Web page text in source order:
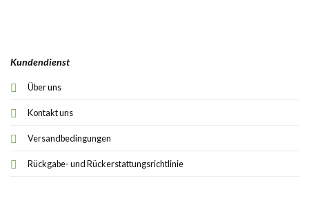
Kundendienst
Über uns
Kontakt uns
Versandbedingungen
Rückgabe- und Rückerstattungsrichtlinie